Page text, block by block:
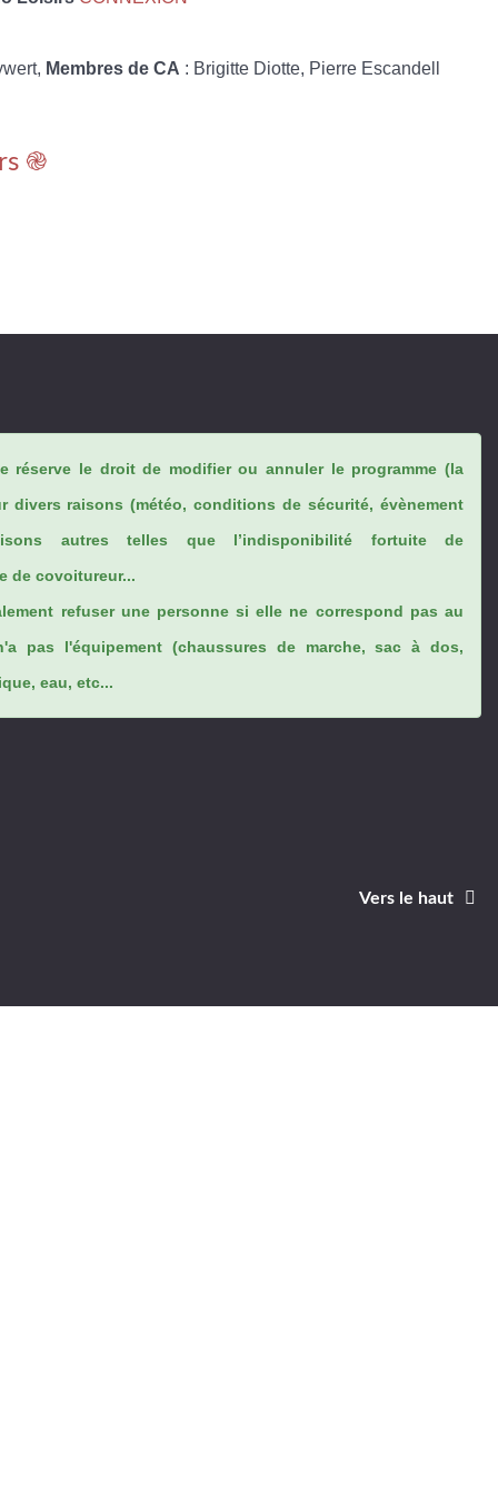
Membres de CA : Brigitte Diotte, Pierre Escandell
֎
réserve le droit de modifier ou annuler le programme (la
divers raisons (météo, conditions de sécurité, évènement
autres telles que l’indisponibilité fortuite de
de covoitureur...
refuser une personne si elle ne correspond pas au
pas l'équipement (chaussures de marche, sac à dos,
eau, etc...
Vers le haut